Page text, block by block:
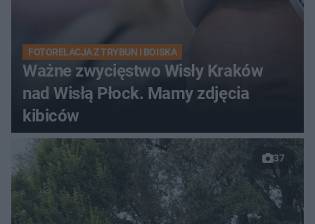
FOTORELACJA Z TRYBUN I BOISKA
Ważne zwycięstwo Wisły Kraków
nad Wisłą Płock. Mamy zdjęcia
kibiców
37